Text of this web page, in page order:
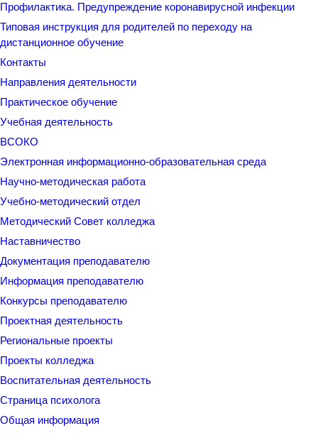
Профилактика. Предупреждение коронавирусной инфекции
Типовая инструкция для родителей по переходу на
дистанционное обучение
Контакты
Направления деятельности
Практическое обучение
Учебная деятельность
ВСОКО
Электронная информационно-образовательная среда
Научно-методическая работа
Учебно-методический отдел
Методический Совет колледжа
Наставничество
Документация преподавателю
Информация преподавателю
Конкурсы преподавателю
Проектная деятельность
Региональные проекты
Проекты колледжа
Воспитательная деятельность
Страница психолога
Общая информация